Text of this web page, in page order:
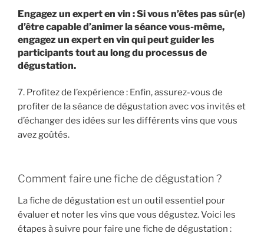
Engagez un expert en vin : Si vous n’êtes pas sûr(e)
d’être capable d’animer la séance vous-même,
engagez un expert en vin qui peut guider les
participants tout au long du processus de
dégustation.
7. Profitez de l’expérience : Enfin, assurez-vous de
profiter de la séance de dégustation avec vos invités et
d’échanger des idées sur les différents vins que vous
avez goûtés.
Comment faire une fiche de dégustation ?
La fiche de dégustation est un outil essentiel pour
évaluer et noter les vins que vous dégustez. Voici les
étapes à suivre pour faire une fiche de dégustation :